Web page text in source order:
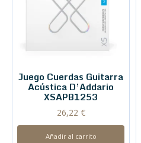
Juego Cuerdas Guitarra
Acústica D’Addario
XSAPB1253
26,22 €
Añadir al carrito